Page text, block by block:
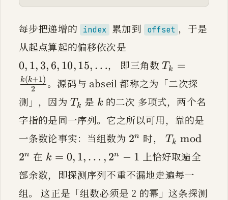
每步把递增的 index 累加到 offset ，于是
从起点算起的偏移依次是
0, 1, 3, 6, 10,15, …， 即三角数T k =
T k =
2
k(k+1) 。源码与 abseil 都称之为「二次探
测」，因为 Tk
T_k
T k 是 k
k
k 的二次 多项式，两个名
字指的是同一序列。它之所以可用，靠的是
一条数论事实：当组数为 2
2n 时， Tk mod
T_k \bmod
T k
mod
2n 在 k = 0 1 2 − 1
k = 0, 1, \dots, 2^n - 1
k = 0, 1, … , 2n − 1 上恰好取遍全
部余数，即探测序列不重不漏地走遍每一
组。 这正是「组数必须是 2 的幂」这条探测